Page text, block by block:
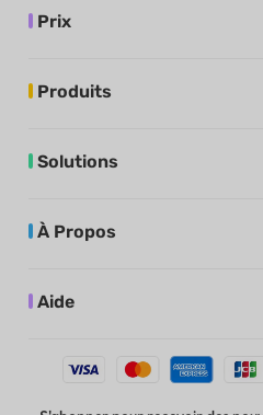
Prix
Produits
Solutions
À Propos
Aide